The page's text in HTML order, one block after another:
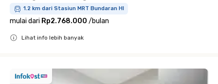
1.2 km dari Stasiun MRT Bundaran HI
mulai dari Rp2.768.000 /bulan
Lihat info lebih banyak